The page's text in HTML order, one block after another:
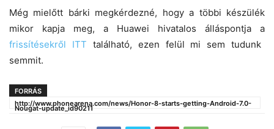
Még mielőtt bárki megkérdezné, hogy a többi készülék
mikor kapja meg, a Huawei hivatalos álláspontja a
frissítésekről ITT található, ezen felül mi sem tudunk
semmit.
FORRÁS
http://www.phonearena.com/news/Honor-8-starts-getting-Android-7.0-
Nougat-update_id90211